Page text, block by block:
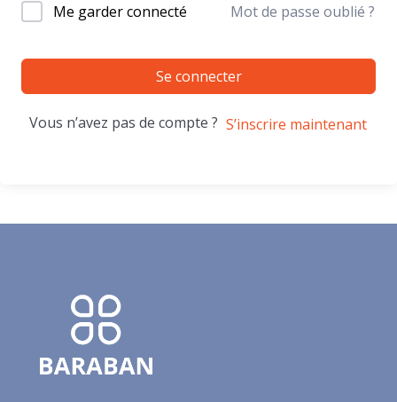
Me garder connecté Mot de passe oublié ?
Se connecter
Vous n’avez pas de compte ? S’inscrire maintenant